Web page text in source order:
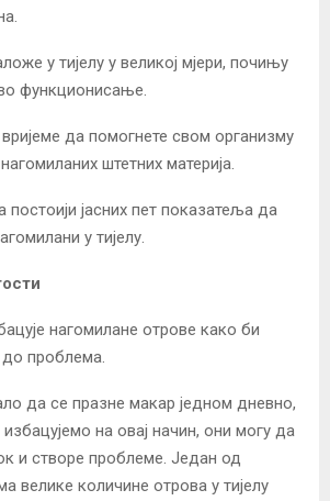
у тијелу у великој мјери, почињу
функционисање.
вријеме да помогнете свом организму
штетних материја.
јасних пет показатеља да
у тијелу.
нагомилане отрове како би
проблема.
да се празне макар једном дневно,
на овај начин, они могу да
и створе проблеме. Један од
велике количине отрова у тијелу